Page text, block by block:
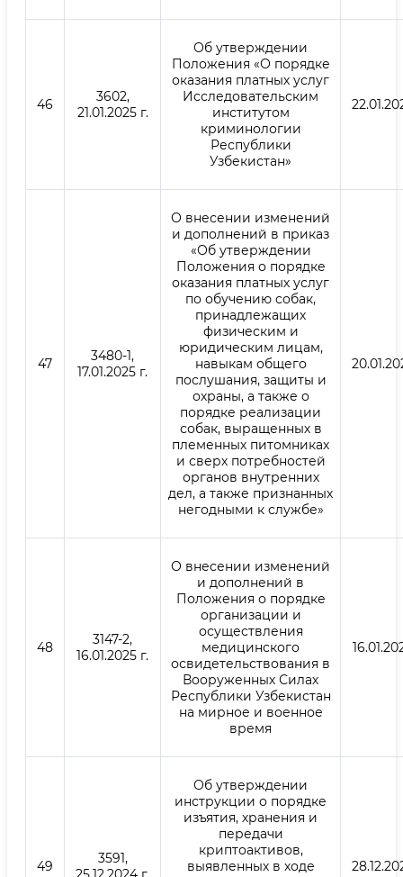
46
3602,
21.01.2025 г.
Об утверждении
Положения «О порядке
оказания платных услуг
Исследовательским
институтом
криминологии
Республики
Узбекистан»
47
3480-1,
17.01.2025 г.
О внесении изменений
и дополнений в приказ
«Об утверждении
Положения о порядке
оказания платных услуг
по обучению собак,
принадлежащих
физическим и
юридическим лицам,
навыкам общего
послушания, защиты и
охраны, а также о
порядке реализации
собак, выращенных в
племенных питомниках
и сверх потребностей
органов внутренних
дел, а также признанных
негодными к службе»
48
3147-2,
16.01.2025 г.
О внесении изменений
и дополнений в
Положения о порядке
организации и
осуществления
медицинского
освидетельствования в
Вооруженных Силах
Республики Узбекистан
на мирное и военное
время
49
3591,
Об утверждении
инструкции о порядке
изъятия, хранения и
передачи
криптоактивов,
выявленных в ходе